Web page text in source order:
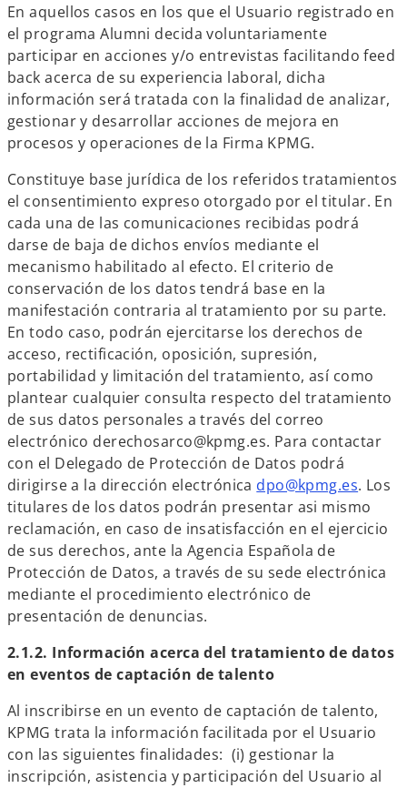
En aquellos casos en los que el Usuario registrado en
el programa Alumni decida voluntariamente
participar en acciones y/o entrevistas facilitando feed
back acerca de su experiencia laboral, dicha
información será tratada con la finalidad de analizar,
gestionar y desarrollar acciones de mejora en
procesos y operaciones de la Firma KPMG.
Constituye base jurídica de los referidos tratamientos
el consentimiento expreso otorgado por el titular. En
cada una de las comunicaciones recibidas podrá
darse de baja de dichos envíos mediante el
mecanismo habilitado al efecto. El criterio de
conservación de los datos tendrá base en la
manifestación contraria al tratamiento por su parte.
En todo caso, podrán ejercitarse los derechos de
acceso, rectificación, oposición, supresión,
portabilidad y limitación del tratamiento, así como
plantear cualquier consulta respecto del tratamiento
de sus datos personales a través del correo
electrónico derechosarco@kpmg.es. Para contactar
con el Delegado de Protección de Datos podrá
dirigirse a la dirección electrónica dpo@kpmg.es. Los
titulares de los datos podrán presentar asi mismo
reclamación, en caso de insatisfacción en el ejercicio
de sus derechos, ante la Agencia Española de
Protección de Datos, a través de su sede electrónica
mediante el procedimiento electrónico de
presentación de denuncias.
2.1.2. Información acerca del tratamiento de datos
en eventos de captación de talento
Al inscribirse en un evento de captación de talento,
KPMG trata la información facilitada por el Usuario
con las siguientes finalidades: (i) gestionar la
inscripción, asistencia y participación del Usuario al